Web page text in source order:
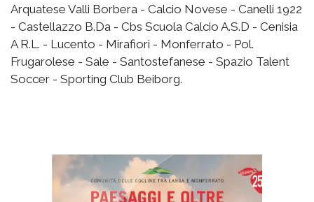
Arquatese Valli Borbera - Calcio Novese - Canelli 1922
- Castellazzo B.Da - Cbs Scuola Calcio A.S.D - Cenisia
A R.L. - Lucento - Mirafiori - Monferrato - Pol.
Frugarolese - Sale - Santostefanese - Spazio Talent
Soccer - Sporting Club Beiborg.